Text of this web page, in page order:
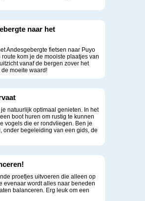
naar het
Andesgebergte fietsen naar Puyo
kom je de mooiste plaatjes van
vanaf de bergen zover het
moeite waard!
natuurlijk optimaal genieten. In het
boot huren om rustig te kunnen
vogels die er rondvliegen. Ben je
onder begeleiding van een gids, de
proefjes uitvoeren die alleen op
evenaar wordt alles naar beneden
balanceren. Erg leuk om een